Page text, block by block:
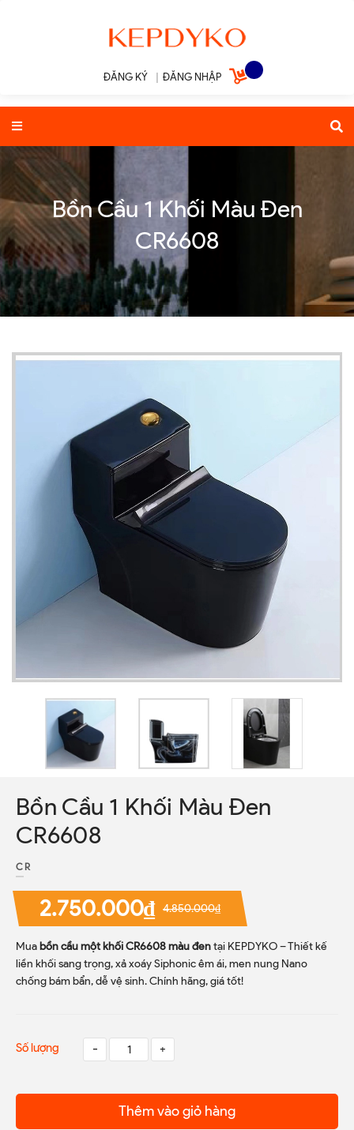
ĐĂNG KÝ ĐĂNG NHẬP
Bồn Cầu 1 Khối Màu Đen
CR6608
Bồn Cầu 1 Khối Màu Đen
CR6608
CR
2.750.000₫ 4.850.000₫
Mua bồn cầu một khối CR6608 màu đentại KEPDYKO – Thiết kế
liền khối sang trọng, xả xoáy Siphonic êm ái, men nung Nano
chống bám bẩn, dễ vệ sinh. Chính hãng, giá tốt!
Số lượng - +
Thêm vào giỏ hàng